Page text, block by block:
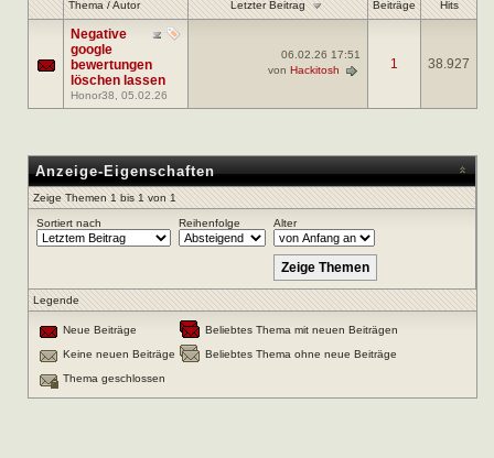
Thema/Autor Letzter Beitrag Beiträge Hits
Negative
google
bewertungen
löschen lassen
Honor38 , 05.02.26
06.02.26 17:51
von Hackitosh 1 38.927
Anzeige-Eigenschaften
Zeige Themen 1 bis 1 von 1
Sortiert nach Reihenfolge Alter
Legende
Neue Beiträge
Beliebtes Thema mit neuen Beiträgen
Keine neuen Beiträge
Beliebtes Thema ohne neue Beiträge
Thema geschlossen